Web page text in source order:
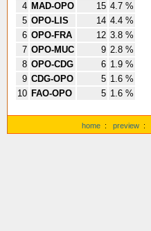
4 MAD-OPO 15 4.7 %
5 OPO-LIS 14 4.4 %
6 OPO-FRA 12 3.8 %
7 OPO-MUC 9 2.8 %
8 OPO-CDG 6 1.9 %
9 CDG-OPO 5 1.6 %
10 FAO-OPO 5 1.6 %
home : preview :